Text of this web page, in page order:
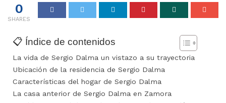
0
SHARES
📋 Índice de contenidos
La vida de Sergio Dalma un vistazo a su trayectoria
Ubicación de la residencia de Sergio Dalma
Características del hogar de Sergio Dalma
La casa anterior de Sergio Dalma en Zamora